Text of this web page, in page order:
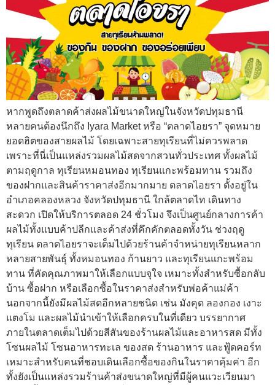
หากพูดถึงตลาดค้าส่งผลไม้ขนาดใหญ่ในจังหวัดปทุมธานี
หลายคนต้องนึกถึง Iyara Market หรือ “ตลาดไอยรา” จุดหมาย
ยอดฮิตของสายผลไม้ โดยเฉพาะสายทุเรียนที่ไม่ควรพลาด
เพราะที่นี่เป็นแหล่งรวมผลไม้สดจากสวนทั่วประเทศ ทั้งผลไม้
ตามฤดูกาล ทุเรียนหมอนทอง ทุเรียนแกะพร้อมทาน รวมถึง
ของฝากและสินค้าราคาส่งอีกมากมาย ตลาดไอยรา ตั้งอยู่ใน
อำเภอคลองหลวง จังหวัดปทุมธานี ใกล้ตลาดไท เดินทาง
สะดวก เปิดให้บริการตลอด 24 ชั่วโมง จึงเป็นศูนย์กลางการค้า
ผลไม้ทั้งแบบค้าปลีกและค้าส่งที่คึกคักตลอดทั้งวัน ช่วงฤดู
ทุเรียน ตลาดไอยราจะเต็มไปด้วยร้านค้าจำหน่ายทุเรียนหลาก
หลายสายพันธุ์ ทั้งหมอนทอง ก้านยาว และทุเรียนแกะพร้อม
ทาน ที่คัดคุณภาพมาให้เลือกแบบจุใจ เหมาะทั้งสำหรับซื้อกลับ
บ้าน ซื้อฝาก หรือเลือกซื้อในราคาส่งสำหรับพ่อค้าแม่ค้า
นอกจากนี้ยังมีผลไม้สดอีกหลายชนิด เช่น มังคุด ลองกอง เงาะ
แตงโม และผลไม้นำเข้าให้เลือกครบในที่เดียว บรรยากาศ
ภายในตลาดเต็มไปด้วยสีสันของร้านผลไม้และอาหารสด มีทั้ง
โซนผลไม้ โซนอาหารทะเล ของสด ร้านอาหาร และฟู้ดคอร์ท
เหมาะสำหรับคนที่ชอบเดินเลือกซื้อของกินในราคาคุ้มค่า อีก
ทั้งยังเป็นแหล่งรวมร้านค้าส่งขนาดใหญ่ที่มีผู้คนแวะเวียนมา